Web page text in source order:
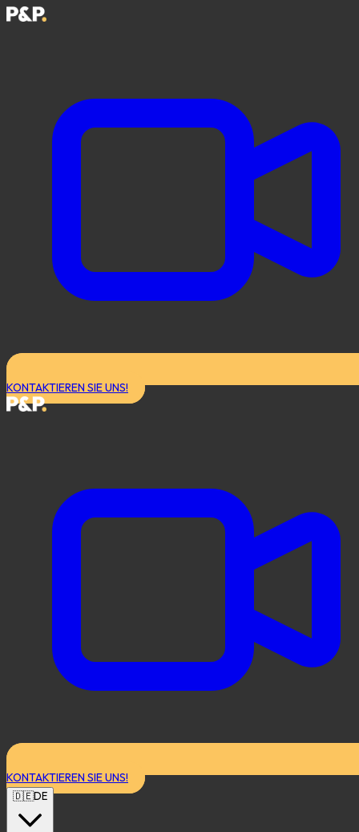
KONTAKTIEREN SIE UNS!
KONTAKTIEREN SIE UNS!
🇩🇪DE